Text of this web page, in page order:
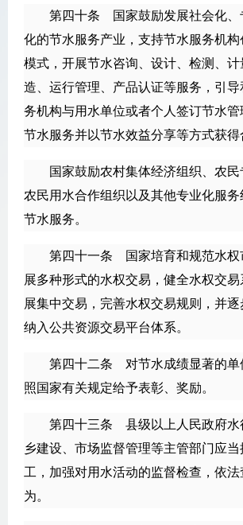
第四十条 国家鼓励发展社会化、
化的节水服务产业，支持节水服务机
模式，开展节水咨询、设计、检测、计
造、运行管理、产品认证等服务，引导
务机构与用水单位或者个人签订节水
节水服务并以节水效益分享等方式获得
国家鼓励农村集体经济组织、农民
农民用水合作组织以及其他专业化服
节水服务。
第四十一条 国家培育和规范水权
展多种形式的水权交易，健全水权交
展集中交易，完善水权交易规则，并
纳入公共资源交易平台体系。
第四十二条 对节水成绩显著的单
照国家有关规定给予表彰、奖励。
第四十三条 县级以上人民政府水
乡建设、市场监督管理等主管部门应
工，加强对用水活动的监督检查，依
为。